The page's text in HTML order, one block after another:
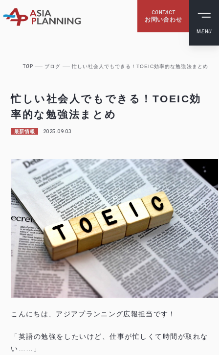
CO NTACT
お問い合わせ
M E NU
TO P ブログ 忙しい社会人でもできる！TOEIC効率的な勉強法まとめ
忙しい社会人でもできる！TOEIC効
率的な勉強法まとめ
最新情報 2025.09.03
こんにちは、アジアプランニング広報担当です！
「英語の勉強をしたいけど、仕事が忙しくて時間が取れな
い……」